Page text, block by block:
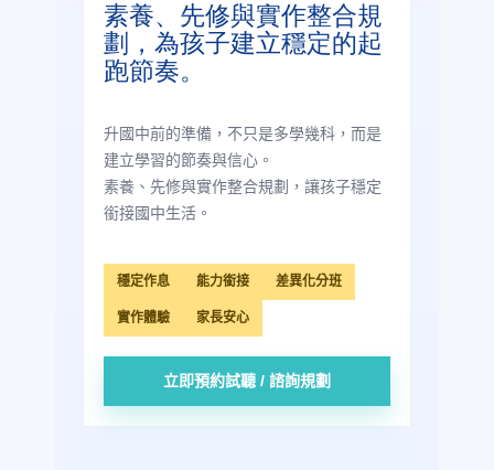
素養、先修與實作整合規
劃，為孩子建立穩定的起
跑節奏。
升國中前的準備，不只是多學幾科，而是
建立學習的節奏與信心。
素養、先修與實作整合規劃，讓孩子穩定
銜接國中生活。
穩定作息 能力銜接 差異化分班
實作體驗 家長安心
立即預約試聽 / 諮詢規劃